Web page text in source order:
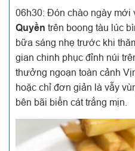
06h30: Đón chào ngày mới
Quyền trên boong tàu lúc
bữa sáng nhẹ trước khi
gian chinh phục đỉnh núi
thưởng ngoạn toàn cảnh
hoặc chỉ đơn giản là vẫy
bên bãi biển cát trắng mịn.